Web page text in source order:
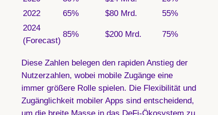
2022
65% $80 Mrd.
55%
2024
(Forecast)
85% $200 Mrd. 75%
Diese Zahlen belegen den rapiden Anstieg der
Nutzerzahlen, wobei mobile Zugänge eine
immer größere Rolle spielen. Die Flexibilität und
Zugänglichkeit mobiler Apps sind entscheidend,